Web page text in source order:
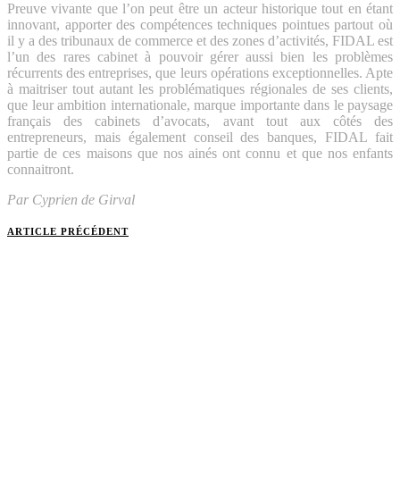
Preuve vivante que l’on peut être un acteur historique tout en étant
innovant, apporter des compétences techniques pointues partout où
il y a des tribunaux de commerce et des zones d’activités, FIDAL est
l’un des rares cabinet à pouvoir gérer aussi bien les problèmes
récurrents des entreprises, que leurs opérations exceptionnelles. Apte
à maitriser tout autant les problématiques régionales de ses clients,
que leur ambition internationale, marque importante dans le paysage
français des cabinets d’avocats, avant tout aux côtés des
entrepreneurs, mais également conseil des banques, FIDAL fait
partie de ces maisons que nos ainés ont connu et que nos enfants
connaitront.
Par Cyprien de Girval
ARTICLE PRÉCÉDENT